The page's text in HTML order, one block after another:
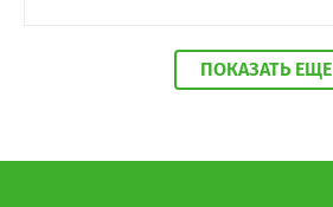
ПОКАЗАТЬ ЕЩЕ